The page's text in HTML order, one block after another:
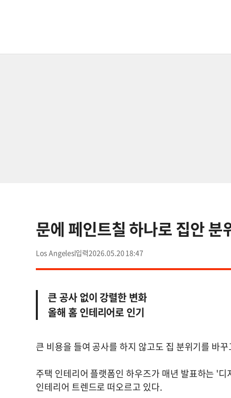
문에 페인트칠 하나로 집안 분
Los Angeles 2026.05.20 18:47
큰 공사 없이 강렬한 변화
올해 홈 인테리어로 인기
큰 비용을 들여 공사를 하지 않고도 집 분위기를 바
주택 인테리어 플랫폼인 하우즈가 매년 발표하는 '
인테리어 트렌드로 떠오르고 있다.